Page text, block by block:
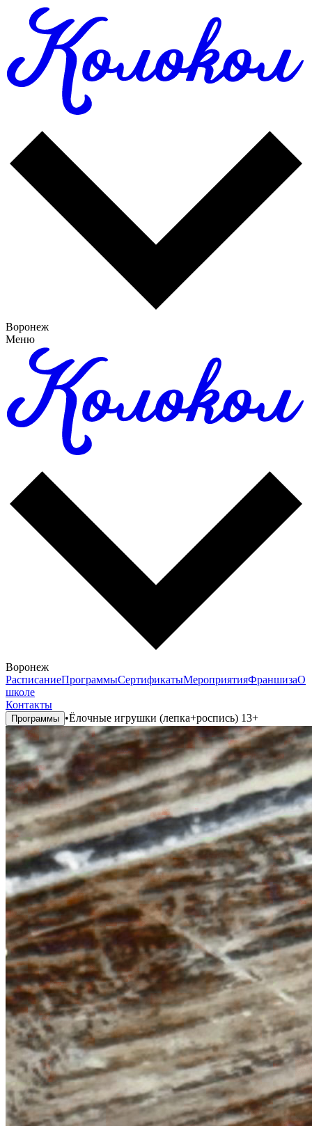
Воронеж
Меню
Воронеж
РасписаниеПрограммыСертификатыМероприятияФраншизаО
школе
Контакты
Программы •Ёлочные игрушки (лепка+роспись) 13+